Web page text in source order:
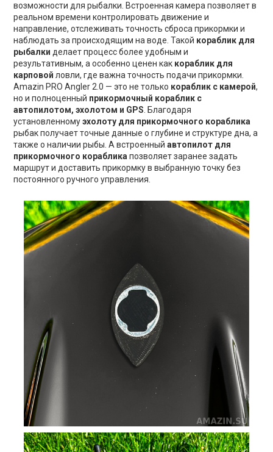
возможности для рыбалки. Встроенная камера позволяет в
реальном времени контролировать движение и
направление, отслеживать точность сброса прикормки и
наблюдать за происходящим на воде. Такой кораблик для
рыбалки делает процесс более удобным и
результативным, а особенно ценен как кораблик для
карповой ловли, где важна точность подачи прикормки.
Amazin PRO Angler 2.0 — это не только кораблик с камерой,
но и полноценный прикормочный кораблик с
автопилотом, эхолотом и GPS . Благодаря
установленномуэхолоту для прикормочного кораблика
рыбак получает точные данные о глубине и структуре дна, а
также о наличии рыбы. А встроенныйавтопилот для
прикормочного кораблика позволяет заранее задать
маршрут и доставить прикормку в выбранную точку без
постоянного ручного управления.